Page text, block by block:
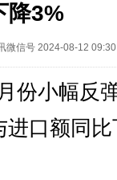
降3%
微信号 2024-08-12
小幅反
口额同